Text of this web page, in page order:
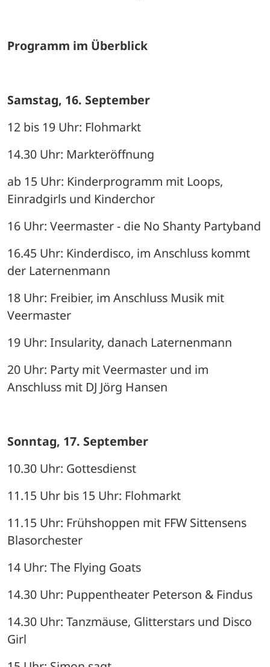
Programm im Überblick
Samstag, 16. September
12 bis 19 Uhr: Flohmarkt
14.30 Uhr: Markteröffnung
ab 15 Uhr: Kinderprogramm mit Loops,
Einradgirls und Kinderchor
16 Uhr: Veermaster - die No Shanty Partyband
16.45 Uhr: Kinderdisco, im Anschluss kommt
der Laternenmann
18 Uhr: Freibier, im Anschluss Musik mit
Veermaster
19 Uhr: Insularity, danach Laternenmann
20 Uhr: Party mit Veermaster und im
Anschluss mit DJ Jörg Hansen
Sonntag, 17. September
10.30 Uhr: Gottesdienst
11.15 Uhr bis 15 Uhr: Flohmarkt
11.15 Uhr: Frühshoppen mit FFW Sittensens
Blasorchester
14 Uhr: The Flying Goats
14.30 Uhr: Puppentheater Peterson & Findus
14.30 Uhr: Tanzmäuse, Glitterstars und Disco
Girl